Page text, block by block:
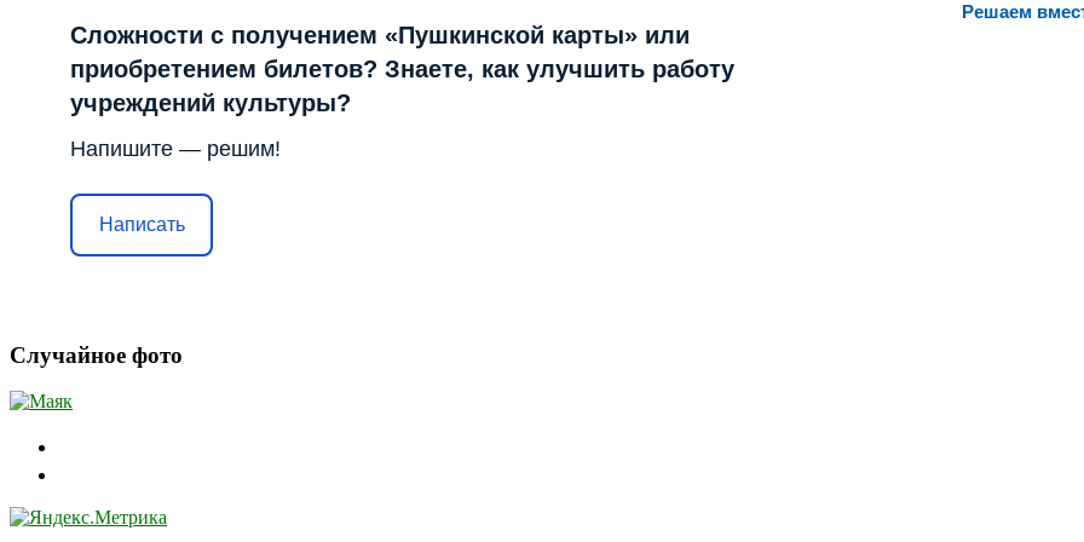
Решаем
Сложности с получением «Пушкинской карты» или
приобретением билетов? Знаете, как улучшить работу
учреждений культуры?
Напишите — решим!
Написать
Случайное фото